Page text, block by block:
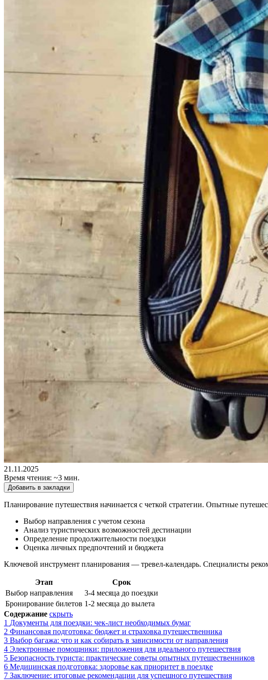
21.11.2025
Время чтения: ~3 мин.
Добавить в закладки
Планирование путешествия начинается с четкой стратегии. Опытные
Выбор направления с учетом сезона
Анализ туристических возможностей дестинации
Определение продолжительности поездки
Оценка личных предпочтений и бюджета
Ключевой инструмент планирования — тревел-календарь. Специалисты
Этап
Срок
Выбор направления
3-4 месяца до поездки
Бронирование билетов 1-2 месяца до вылета
Содержание скрыть
1 Документы для поездки: чек-лист необходимых бумаг
2 Финансовая подготовка: бюджет и страховка путешественника
3 Выбор багажа: что и как собирать в зависимости от направления
4 Электронные помощники: приложения для идеального путешествия
5 Безопасность туриста: практические советы опытных путешественников
6 Медицинская подготовка: здоровье как приоритет в поездке
7 Заключение: итоговые рекомендации для успешного путешествия